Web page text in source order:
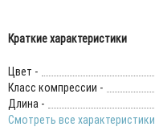
Краткие характеристики
Цвет -
Класс компрессии -
Длина -
Смотреть все характеристики